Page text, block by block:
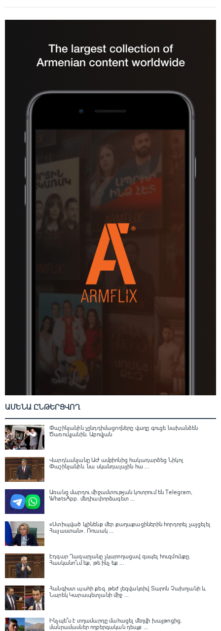
ԱՄԵՆԱ ԸՆԹԵՐՑՎՈՂ
Փաշինյանին չընդդիմացողները վաղը գուցե նախանձեն
Ծառուկյանին. Աբովյան
Վարդևանյանը ԱԺ ամբիոնից հակադարձեց Նիկոլ
Փաշինյանին․ նա սկանդալային հա ...
Առանց մարդու միջամտության կոտրում են Telegram,
WhatsApp․ մեդիափորձագետ ...
«Ստիպված կլինենք մեր քաղաքացիներին հորդորել չայցելել
Հայաստան»․ Ռուսակ ...
Էդգար Ղազարյանը չկարողացավ զսպել հուզմունքը.
Հասկանո՞ւմ եք, թե ինչ եք ...
Հանգիստ պահի քեզ. թեժ լեզվակռիվ Տարոն Չախոյանի և
Նարեկ Կարապետյանի միջ ...
Ինչպե՞ս է տղամարդը մահացել մեղվի խայթոցից.
մանրամասներ ողբերգական դեպք ...